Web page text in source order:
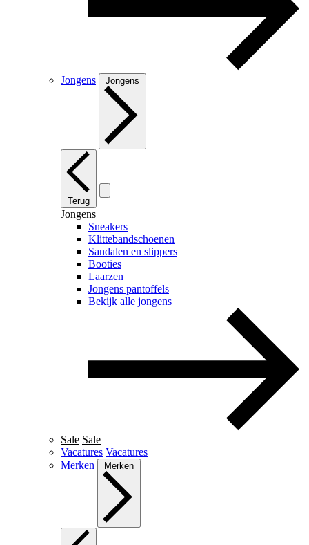
Jongens Jongens
Terug
Jongens
Sneakers
Klittebandschoenen
Sandalen en slippers
Booties
Laarzen
Jongens pantoffels
Bekijk alle jongens
Sale Sale
Vacatures Vacatures
Merken
Merken